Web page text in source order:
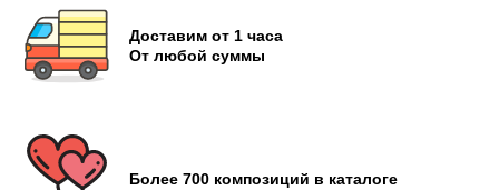
Доставим от 1 часа
От любой суммы
Более 700 композиций в каталоге